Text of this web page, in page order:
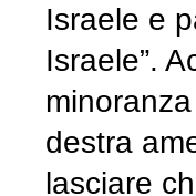
Israele e
Israele”.
destra
lasciare